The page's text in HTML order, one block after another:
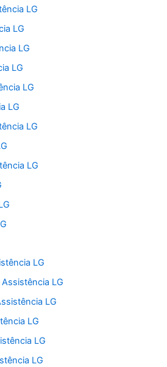
LG
LG
LG
LG
LG
LG
LG
LG
LG
LG
LG
LG
LG
LG